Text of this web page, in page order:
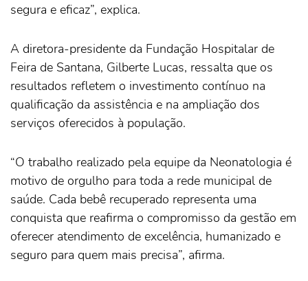
segura e eficaz”, explica.
A diretora-presidente da Fundação Hospitalar de
Feira de Santana, Gilberte Lucas, ressalta que os
resultados refletem o investimento contínuo na
qualificação da assistência e na ampliação dos
serviços oferecidos à população.
“O trabalho realizado pela equipe da Neonatologia é
motivo de orgulho para toda a rede municipal de
saúde. Cada bebê recuperado representa uma
conquista que reafirma o compromisso da gestão em
oferecer atendimento de excelência, humanizado e
seguro para quem mais precisa”, afirma.